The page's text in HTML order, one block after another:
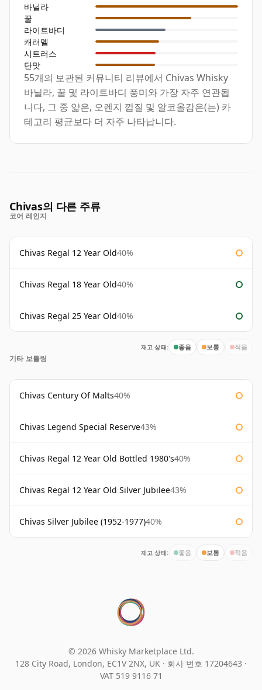
바닐라
꿀
라이트바디
캐러멜
시트러스
단맛
55개의 보관된 커뮤니티 리뷰에서 Chivas Whisky
바닐라, 꿀 및 라이트바디 풍미와 가장 자주 연관됩
니다, 그 중 얇은, 오렌지 껍질 및 알코올감은(는) 카
테고리 평균보다 더 자주 나타납니다.
Chivas의 다른 주류
코어 레인지
Chivas Regal 12 Year Old40%
Chivas Regal 18 Year Old40%
Chivas Regal 25 Year Old40%
재고 상태: 좋음 보통 적음
기타 보틀링
Chivas Century Of Malts40%
Chivas Legend Special Reserve43%
Chivas Regal 12 Year Old Bottled 1980's40%
Chivas Regal 12 Year Old Silver Jubilee43%
Chivas Silver Jubilee (1952-1977)40%
재고 상태: 좋음 보통 적음
© 2026 Whisky Marketplace Ltd.
128 City Road, London, EC1V 2NX, UK · 회사 번호 17204643 ·
VAT 519 9116 71